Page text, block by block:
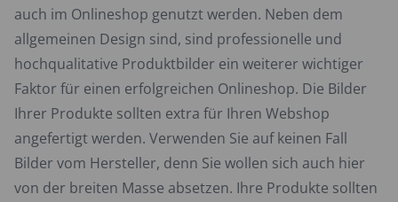
auch im Onlineshop genutzt werden. Neben dem
allgemeinen Design sind, sind professionelle und
hochqualitative Produktbilder ein weiterer wichtiger
Faktor für einen erfolgreichen Onlineshop. Die Bilder
Ihrer Produkte sollten extra für Ihren Webshop
angefertigt werden. Verwenden Sie auf keinen Fall
Bilder vom Hersteller, denn Sie wollen sich auch hier
von der breiten Masse absetzen. Ihre Produkte sollten